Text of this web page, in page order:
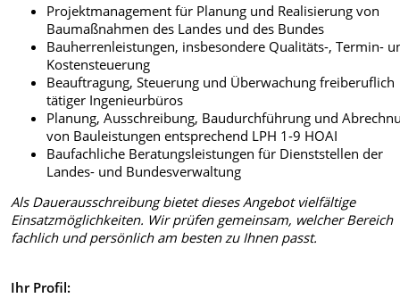
Projektmanagement für Planung und Realisierung von
Baumaßnahmen des Landes und des Bundes
Bauherrenleistungen, insbesondere Qualitäts-, Termin-
Kostensteuerung
Beauftragung, Steuerung und Überwachung freiberuflich
tätiger Ingenieurbüros
Planung, Ausschreibung, Baudurchführung und
von Bauleistungen entsprechend LPH 1-9 HOAI
Baufachliche Beratungsleistungen für Dienststellen der
Landes- und Bundesverwaltung
Als Dauerausschreibung bietet dieses Angebot vielfältige
Einsatzmöglichkeiten. Wir prüfen gemeinsam, welcher Bereich
fachlich und persönlich am besten zu Ihnen passt.
Ihr Profil: